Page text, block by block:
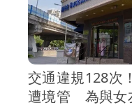
交通違規128次
遭境管 為與女